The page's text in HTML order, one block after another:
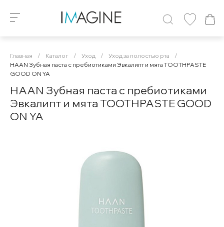
Главная / Каталог / Уход / Уход за полостью рта
/
HAAN Зубная паста с пребиотиками Эвкалипт и мята TOOTHPASTE
GOOD ON YA
HAAN Зубная паста с пребиотиками
Эвкалипт и мята TOOTHPASTE GOOD
ON YA